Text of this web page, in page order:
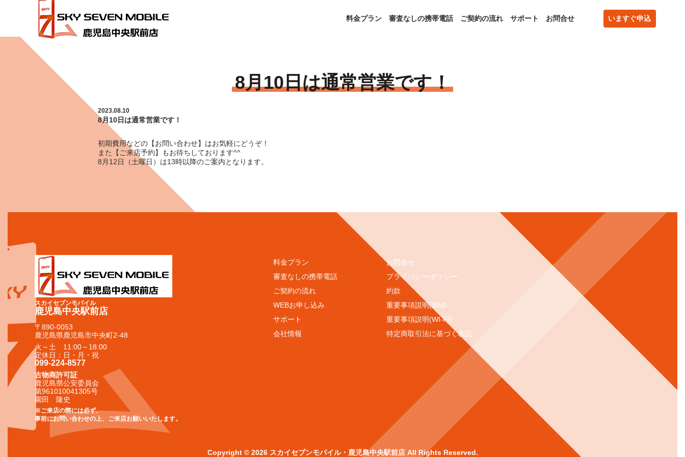
料金プラン 審査なしの携帯電話 ご契約の流れ サポート お問合せ いますぐ申込
HOME
8月10日は通常営業です！
2023.08.10
8月10日は通常営業です！
初期費用などの【お問い合わせ】はお気軽にどうぞ！
また【ご来店予約】もお待ちしております^^
8月12日（土曜日）は13時以降のご案内となります。
スカイセブンモバイル
鹿児島中央駅前店
〒890-0053
鹿児島県鹿児島市中央町2-48
火～土 11:00～18:00
定休日：日・月・祝
099-224-8577
古物商許可証
鹿児島県公安委員会
第961010041305号
園田 隆史
※ご来店の際には必ず、
事前にお問い合わせの上、ご来店お願いいたします。
料金プラン
審査なしの携帯電話
ご契約の流れ
WEBお申し込み
サポート
会社情報
お問合せ
プライバシーポリシー
約款
重要事項説明(SIM)
重要事項説明(WI-FI)
特定商取引法に基づく表記
Copyright © 2026 スカイセブンモバイル・鹿児島中央駅前店 All Rights Reserved.